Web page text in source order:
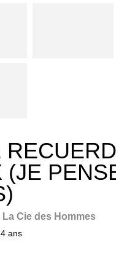
(JE
La Cie des Hommes
ans